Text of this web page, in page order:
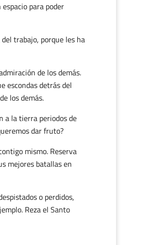
para poder
trabajo, porque les ha
de los demás.
escondas detrás del
los demás.
a la tierra periodos de
dar fruto?
mismo. Reserva
mejores batallas en
o perdidos,
Reza el Santo